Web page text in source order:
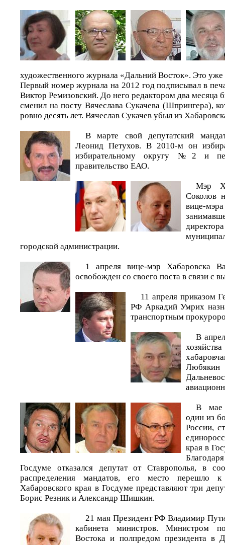
художественного журнала «Дальний Восток». Это уже
Первый номер журнала на 2012 год подписывал в
Виктор Ремизовский. До него редактором два месяца
сменил на посту Вячеслава Сукачева (Шпрингера),
ровно десять лет. Вячеслав Сукачев убыл из
В марте свой депутатский
Леонид Петухов. В 2010-м он
избирательному округу №2 и
правительство ЕАО.
Мэр
Соколов
вице-
городской администрации.
1 апреля вице-мэр Хабаровска
освобожден со своего поста в связи с
11 апреля приказом
РФ Аркадий Умрих
транспортным
В
Любякин
В мае
один из
России,
края в
Госдуме отказался депутат от Ставрополья, в
распределения мандатов, его место перешло
Хабаровского края в Госдуме представляют три
Борис Резник и Александр Шишкин.
21 мая Президент РФ Владимир
кабинета министров. Министром
Востока и полпредом президента в